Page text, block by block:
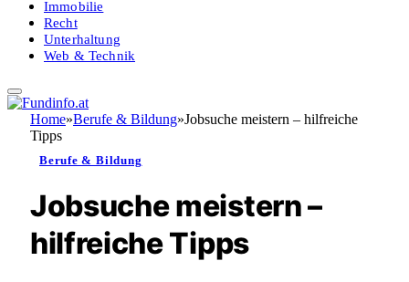
Immobilie
Recht
Unterhaltung
Web & Technik
Home»Berufe & Bildung»Jobsuche meistern – hilfreiche
Tipps
Berufe & Bildung
Jobsuche meistern –
hilfreiche Tipps